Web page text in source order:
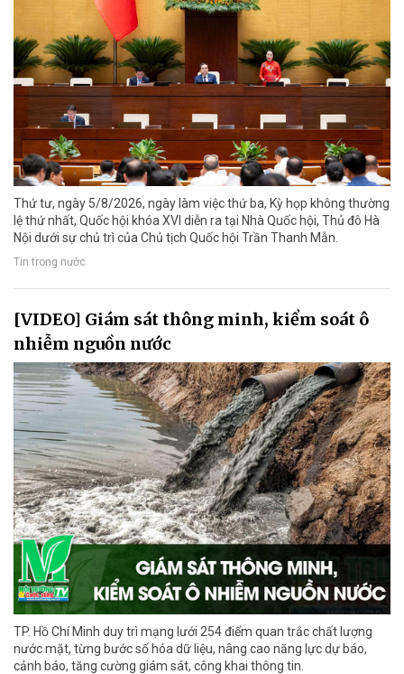
Thứ tư, ngày 5/8/2026, ngày làm việc thứ ba, Kỳ họp không thường
lệ thứ nhất, Quốc hội khóa XVI diễn ra tại Nhà Quốc hội, Thủ đô Hà
Nội dưới sự chủ trì của Chủ tịch Quốc hội Trần Thanh Mẫn.
Tin trong nước
[VIDEO] Giám sát thông minh, kiểm soát ô
nhiễm nguồn nước
TP. Hồ Chí Minh duy trì mạng lưới 254 điểm quan trắc chất lượng
nước mặt, từng bước số hóa dữ liệu, nâng cao năng lực dự báo,
cảnh báo, tăng cường giám sát, công khai thông tin.